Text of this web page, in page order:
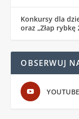
Konkursy dla
oraz „Złap rybkę
OBSERWUJ
YOUTUBE